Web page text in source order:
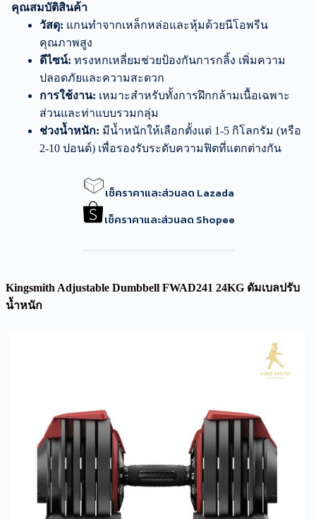
คุณสมบัติสินค้า
วัสดุ: แกนทำจากเหล็กหล่อและหุ้มด้วยนีโอพรีน
คุณภาพสูง
ดีไซน์: ทรงหกเหลี่ยมช่วยป้องกันการกลิ้ง เพิ่มความ
ปลอดภัยและความสะดวก
การใช้งาน: เหมาะสำหรับทั้งการฝึกกล้ามเนื้อเฉพาะ
ส่วนและท่าแบบรวมกลุ่ม
ช่วงน้ำหนัก: มีน้ำหนักให้เลือกตั้งแต่ 1-5 กิโลกรัม (หรือ
2-10 ปอนด์) เพื่อรองรับระดับความฟิตที่แตกต่างกัน
เช็คราคาและส่วนลด Lazada
เช็คราคาและส่วนลด Shopee
Kingsmith Adjustable Dumbbell FWAD241 24KG ดัมเบลปรับ
นํ้าหนัก